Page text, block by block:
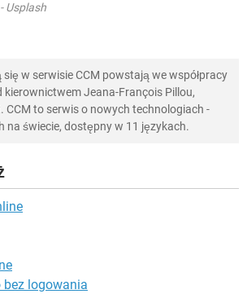
Usplash
się w serwisie CCM powstają we współpracy
kierownictwem Jeana-François Pillou,
CCM to serwis o nowych technologiach -
na świecie, dostępny w 11 językach.
bez logowania